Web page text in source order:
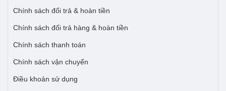
Chính sách đổi trả & hoàn tiền
Chính sách đổi trả hàng & hoàn tiền
Chính sách thanh toán
Chính sách vận chuyển
Điều khoản sử dụng